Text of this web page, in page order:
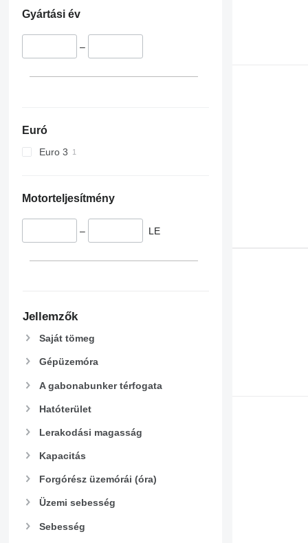
Gyártási év
–
Euró
Euro 3
Motorteljesítmény
– LE
Jellemzők
Saját tömeg
Gépüzemóra
A gabonabunker térfogata
Hatóterület
Lerakodási magasság
Kapacitás
Forgórész üzemórái (óra)
Üzemi sebesség
Sebesség